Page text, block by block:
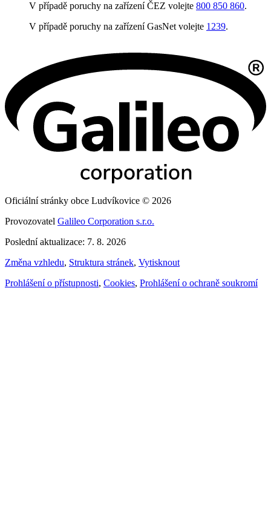
V případě poruchy na zařízení ČEZ volejte 800 850 860.
V případě poruchy na zařízení GasNet volejte 1239.
Oficiální stránky obce Ludvíkovice © 2026
Provozovatel Galileo Corporation s.r.o.
Poslední aktualizace: 7. 8. 2026
Změna vzhledu, Struktura stránek, Vytisknout
Prohlášení o přístupnosti, Cookies, Prohlášení o ochraně soukromí